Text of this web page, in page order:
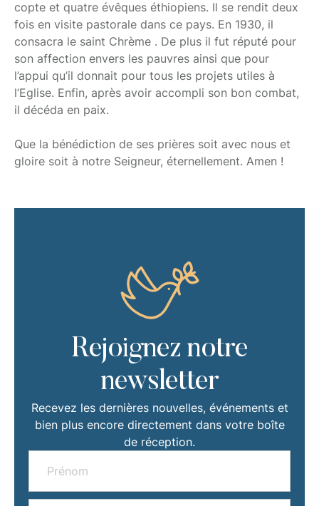
copte et quatre évêques éthiopiens. Il se rendit deux
fois en visite pastorale dans ce pays. En 1930, il
consacra le saint Chrème . De plus il fut réputé pour
son affection envers les pauvres ainsi que pour
l’appui qu’il donnait pour tous les projets utiles à
l’Eglise. Enfin, après avoir accompli son bon combat,
il décéda en paix.
Que la bénédiction de ses prières soit avec nous et
gloire soit à notre Seigneur, éternellement. Amen !
Rejoignez notre
newsletter
Recevez les dernières nouvelles, événements et
bien plus encore directement dans votre boîte
de réception.